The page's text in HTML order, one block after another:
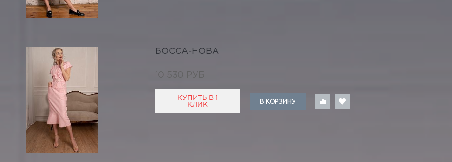
БОССА-НОВА
10 530 РУБ
КУПИТЬ В 1
КЛИК
В КОРЗИНУ